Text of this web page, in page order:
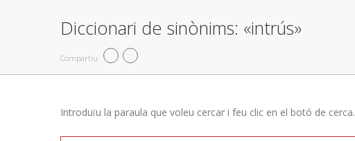
Diccionari de sinònims: «intrús»
Compartiu
Introduïu la paraula que voleu cercar i feu clic en el botó de cerca.